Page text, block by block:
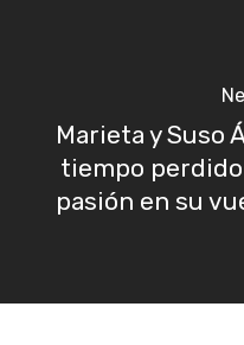
Marieta y Suso
tiempo perdido
pasión en su